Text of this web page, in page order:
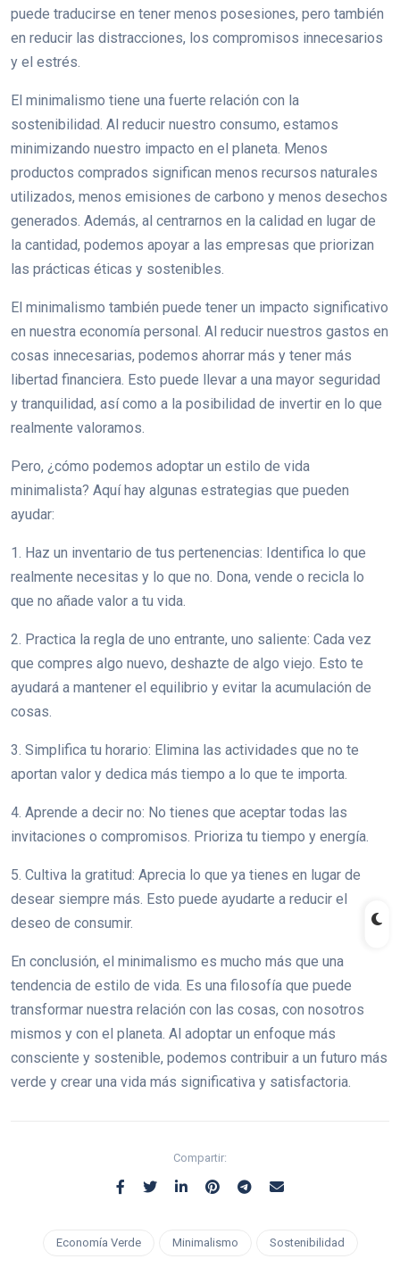
puede traducirse en tener menos posesiones, pero también
en reducir las distracciones, los compromisos innecesarios
y el estrés.
El minimalismo tiene una fuerte relación con la
sostenibilidad. Al reducir nuestro consumo, estamos
minimizando nuestro impacto en el planeta. Menos
productos comprados significan menos recursos naturales
utilizados, menos emisiones de carbono y menos desechos
generados. Además, al centrarnos en la calidad en lugar de
la cantidad, podemos apoyar a las empresas que priorizan
las prácticas éticas y sostenibles.
El minimalismo también puede tener un impacto significativo
en nuestra economía personal. Al reducir nuestros gastos en
cosas innecesarias, podemos ahorrar más y tener más
libertad financiera. Esto puede llevar a una mayor seguridad
y tranquilidad, así como a la posibilidad de invertir en lo que
realmente valoramos.
Pero, ¿cómo podemos adoptar un estilo de vida
minimalista? Aquí hay algunas estrategias que pueden
ayudar:
1. Haz un inventario de tus pertenencias: Identifica lo que
realmente necesitas y lo que no. Dona, vende o recicla lo
que no añade valor a tu vida.
2. Practica la regla de uno entrante, uno saliente: Cada vez
que compres algo nuevo, deshazte de algo viejo. Esto te
ayudará a mantener el equilibrio y evitar la acumulación de
cosas.
3. Simplifica tu horario: Elimina las actividades que no te
aportan valor y dedica más tiempo a lo que te importa.
4. Aprende a decir no: No tienes que aceptar todas las
invitaciones o compromisos. Prioriza tu tiempo y energía.
5. Cultiva la gratitud: Aprecia lo que ya tienes en lugar de
desear siempre más. Esto puede ayudarte a reducir el
deseo de consumir.
En conclusión, el minimalismo es mucho más que una
tendencia de estilo de vida. Es una filosofía que puede
transformar nuestra relación con las cosas, con nosotros
mismos y con el planeta. Al adoptar un enfoque más
consciente y sostenible, podemos contribuir a un futuro más
verde y crear una vida más significativa y satisfactoria.
Compartir:
Economía Verde Minimalismo Sostenibilidad